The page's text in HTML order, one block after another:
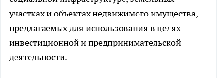
участках и объектах недвижимого имущества,
предлагаемых для использования в целях
инвестиционной и предпринимательской
деятельности.